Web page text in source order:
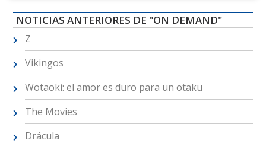
NOTICIAS ANTERIORES DE "ON DEMAND"
Z
Vikingos
Wotaoki: el amor es duro para un otaku
The Movies
Drácula